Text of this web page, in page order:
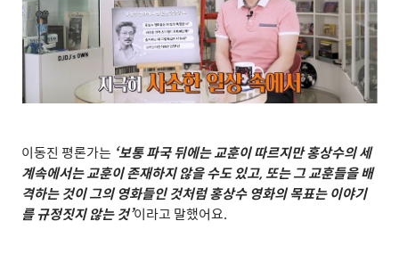
이동진 평론가는 ‘보통 파국 뒤에는 교훈이 따르지만 홍상수의 세
계속에서는 교훈이 존재하지 않을 수도 있고,또는 그 교훈들을 배
격하는 것이 그의 영화들인 것처럼 홍상수 영화의 목표는 이야기
를 규정짓지 않는 것’이라고 말했어요.